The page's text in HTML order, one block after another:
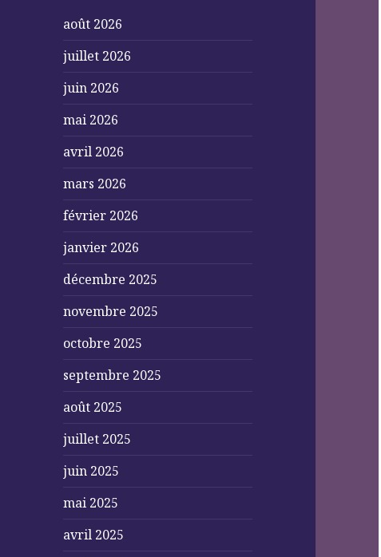
août 2026
juillet 2026
juin 2026
mai 2026
avril 2026
mars 2026
février 2026
janvier 2026
décembre 2025
novembre 2025
octobre 2025
septembre 2025
août 2025
juillet 2025
juin 2025
mai 2025
avril 2025